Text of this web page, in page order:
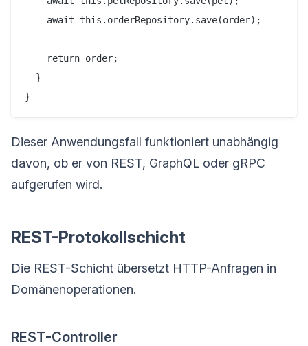
    await this.orderRepository.save(order);
    return order;
  }
Dieser Anwendungsfall funktioniert unabhängig
davon, ob er von REST, GraphQL oder gRPC
aufgerufen wird.
REST-Protokollschicht
Die REST-Schicht übersetzt HTTP-Anfragen in
Domänenoperationen.
REST-Controller